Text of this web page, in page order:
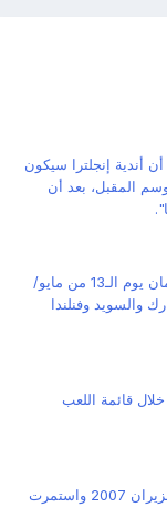
أندية إنجلترا سيكون
المقبل، بعد أن
كما أعلن "يويفا" أن مقعدين إضافيين آخرين سيحسمان يوم الـ13 من مايو/
والسويد وفنلندا
قائمة اللعب
وبدأت مسابقة "يويفا" للعب النظيف في أول يونيو/حزيران 2007 واستمرت